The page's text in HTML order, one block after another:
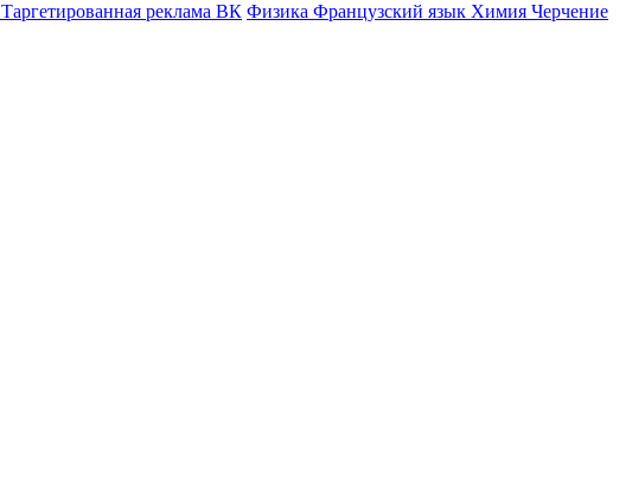
Таргетированная реклама ВК Физика Французский язык Химия Черчение